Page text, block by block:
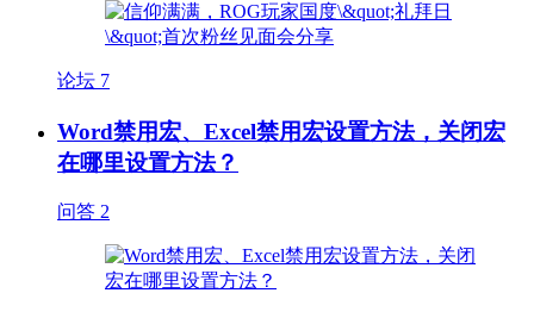
论坛 7
Word禁用宏、Excel禁用宏设置方法，关闭宏
在哪里设置方法？
问答 2